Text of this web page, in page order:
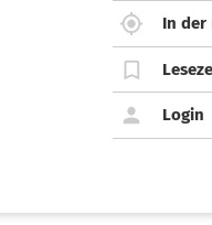
In der
Login